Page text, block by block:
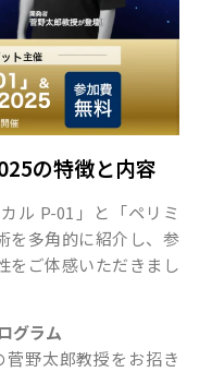
の特徴と内容
ル P-01」と「ペリミ
を多角的に紹介し、参
をご体感いただきまし
グラム
野太郎教授をお招き